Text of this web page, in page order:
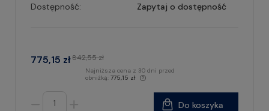
Dostępność:
Zapytaj o dostępność
775,15 zł842,55 zł
Najniższa cena z 30 dni przed
obniżką: 775,15 zł
Do koszyka